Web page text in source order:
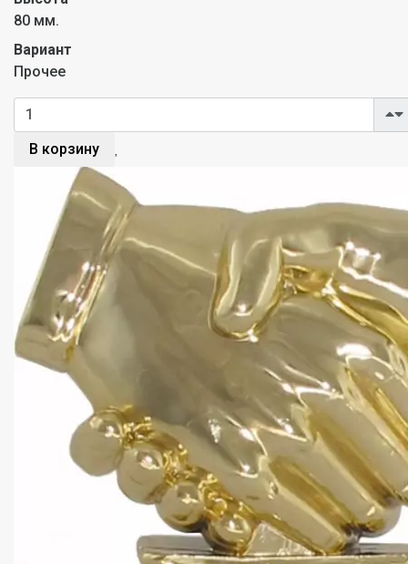
80 мм.
Вариант
Прочее
В корзину